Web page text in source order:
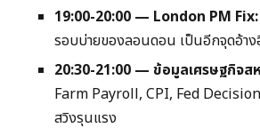
19:00-20:00 — London PM Fix:
รอบบ่ายของลอนดอน เป็นอีกจุดอ้า
20:30-21:00 — ข้อมูลเศรษฐกิจส
Farm Payroll, CPI, Fed
สวิงรุนแรง